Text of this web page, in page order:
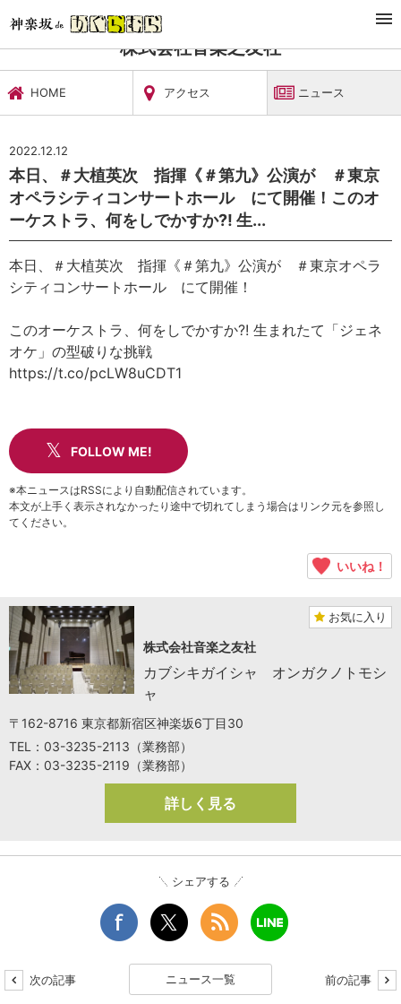
文化施設・ギャラリー
株式会社音楽之友社
HOME アクセス ニュース
2022.12.12
本日、＃大植英次 指揮《＃第九》公演が ＃東京
オペラシティコンサートホール にて開催！このオ
ーケストラ、何をしでかすか?! 生...
本日、＃大植英次 指揮《＃第九》公演が ＃東京オペラ
シティコンサートホール にて開催！
このオーケストラ、何をしでかすか?! 生まれたて「ジェネ
オケ」の型破りな挑戦
https://t.co/pcLW8uCDT1
FOLLOW ME!
※本ニュースはRSSにより自動配信されています。
本文が上手く表示されなかったり途中で切れてしまう場合はリンク元を参照し
てください。
いいね！
お気に入り
株式会社音楽之友社
カブシキガイシャ オンガクノトモシ
ャ
〒162-8716 東京都新宿区神楽坂6丁目30
TEL：03-3235-2113（業務部）
FAX：03-3235-2119（業務部）
詳しく見る
シェアする
次の記事 ニュース一覧 前の記事